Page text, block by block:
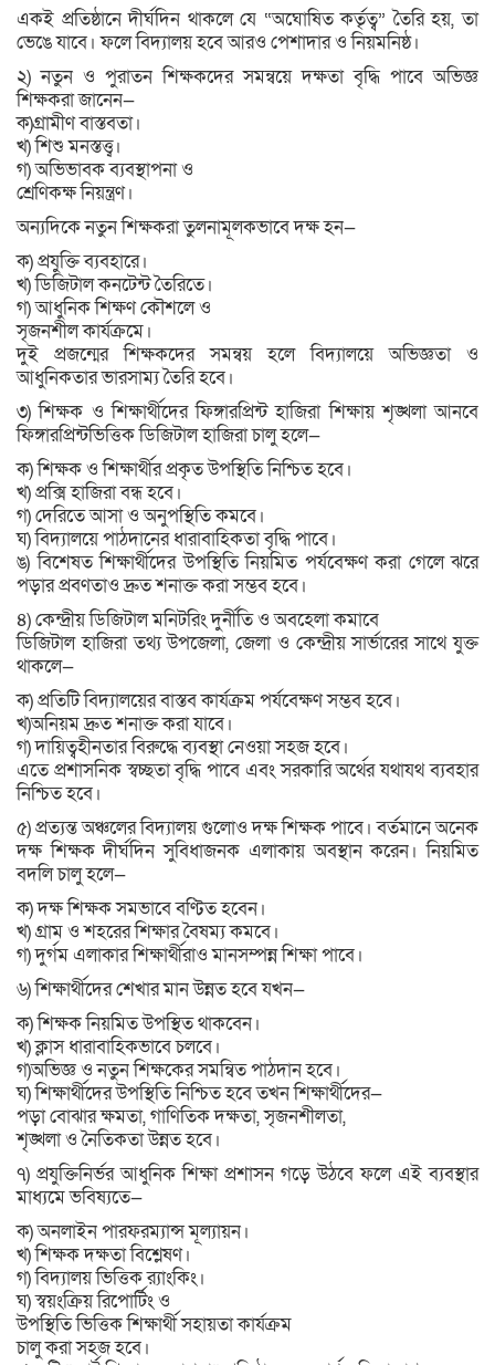
একই প্রতিষ্ঠানে দীর্ঘদিন থাকলে যে “অঘোষিত কর্তৃত্ব” তৈরি হয়, তা
ভেঙে যাবে। ফলে বিদ্যালয় হবে আরও পেশাদার ও নিয়মনিষ্ঠ।
২) নতুন ও পুরাতন শিক্ষকদের সমন্বয়ে দক্ষতা বৃদ্ধি পাবে অভিজ্ঞ
শিক্ষকরা জানেন—
ক)গ্রামীণ বাস্তবতা।
খ) শিশু মনস্তত্ত্ব।
গ) অভিভাবক ব্যবস্থাপনা ও
শ্রেণিকক্ষ নিয়ন্ত্রণ।
অন্যদিকে নতুন শিক্ষকরা তুলনামূলকভাবে দক্ষ হন—
ক) প্রযুক্তি ব্যবহারে।
খ) ডিজিটাল কনটেন্ট তৈরিতে।
গ) আধুনিক শিক্ষণ কৌশলে ও
সৃজনশীল কার্যক্রমে।
দুই প্রজন্মের শিক্ষকদের সমন্বয় হলে বিদ্যালয়ে অভিজ্ঞতা ও
আধুনিকতার ভারসাম্য তৈরি হবে।
৩) শিক্ষক ও শিক্ষার্থীদের ফিঙ্গারপ্রিন্ট হাজিরা শিক্ষায় শৃঙ্খলা আনবে
ফিঙ্গারপ্রিন্টভিত্তিক ডিজিটাল হাজিরা চালু হলে—
ক) শিক্ষক ও শিক্ষার্থীর প্রকৃত উপস্থিতি নিশ্চিত হবে।
খ) প্রক্সি হাজিরা বন্ধ হবে।
গ) দেরিতে আসা ও অনুপস্থিতি কমবে।
ঘ) বিদ্যালয়ে পাঠদানের ধারাবাহিকতা বৃদ্ধি পাবে।
ঙ) বিশেষত শিক্ষার্থীদের উপস্থিতি নিয়মিত পর্যবেক্ষণ করা গেলে ঝরে
পড়ার প্রবণতাও দ্রুত শনাক্ত করা সম্ভব হবে।
৪) কেন্দ্রীয় ডিজিটাল মনিটরিং দুর্নীতি ও অবহেলা কমাবে
ডিজিটাল হাজিরা তথ্য উপজেলা, জেলা ও কেন্দ্রীয় সার্ভারের সাথে যুক্ত
থাকলে—
ক) প্রতিটি বিদ্যালয়ের বাস্তব কার্যক্রম পর্যবেক্ষণ সম্ভব হবে।
খ)অনিয়ম দ্রুত শনাক্ত করা যাবে।
গ) দায়িত্বহীনতার বিরুদ্ধে ব্যবস্থা নেওয়া সহজ হবে।
এতে প্রশাসনিক স্বচ্ছতা বৃদ্ধি পাবে এবং সরকারি অর্থের যথাযথ ব্যবহার
নিশ্চিত হবে।
৫) প্রত্যন্ত অঞ্চলের বিদ্যালয় গুলোও দক্ষ শিক্ষক পাবে। বর্তমানে অনেক
দক্ষ শিক্ষক দীর্ঘদিন সুবিধাজনক এলাকায় অবস্থান করেন। নিয়মিত
বদলি চালু হলে—
ক) দক্ষ শিক্ষক সমভাবে বণ্টিত হবেন।
খ) গ্রাম ও শহরের শিক্ষার বৈষম্য কমবে।
গ) দুর্গম এলাকার শিক্ষার্থীরাও মানসম্পন্ন শিক্ষা পাবে।
৬) শিক্ষার্থীদের শেখার মান উন্নত হবে যখন—
ক) শিক্ষক নিয়মিত উপস্থিত থাকবেন।
খ) ক্লাস ধারাবাহিকভাবে চলবে।
গ)অভিজ্ঞ ও নতুন শিক্ষকের সমন্বিত পাঠদান হবে।
ঘ) শিক্ষার্থীদের উপস্থিতি নিশ্চিত হবে তখন শিক্ষার্থীদের—
পড়া বোঝার ক্ষমতা, গাণিতিক দক্ষতা, সৃজনশীলতা,
শৃঙ্খলা ও নৈতিকতা উন্নত হবে।
৭) প্রযুক্তিনির্ভর আধুনিক শিক্ষা প্রশাসন গড়ে উঠবে ফলে এই ব্যবস্থার
মাধ্যমে ভবিষ্যতে—
ক) অনলাইন পারফরম্যান্স মূল্যায়ন।
খ) শিক্ষক দক্ষতা বিশ্লেষণ।
গ) বিদ্যালয় ভিত্তিক র‌্যাংকিং।
ঘ) স্বয়ংক্রিয় রিপোর্টিং ও
উপস্থিতি ভিত্তিক শিক্ষার্থী সহায়তা কার্যক্রম
চালু করা সহজ হবে।